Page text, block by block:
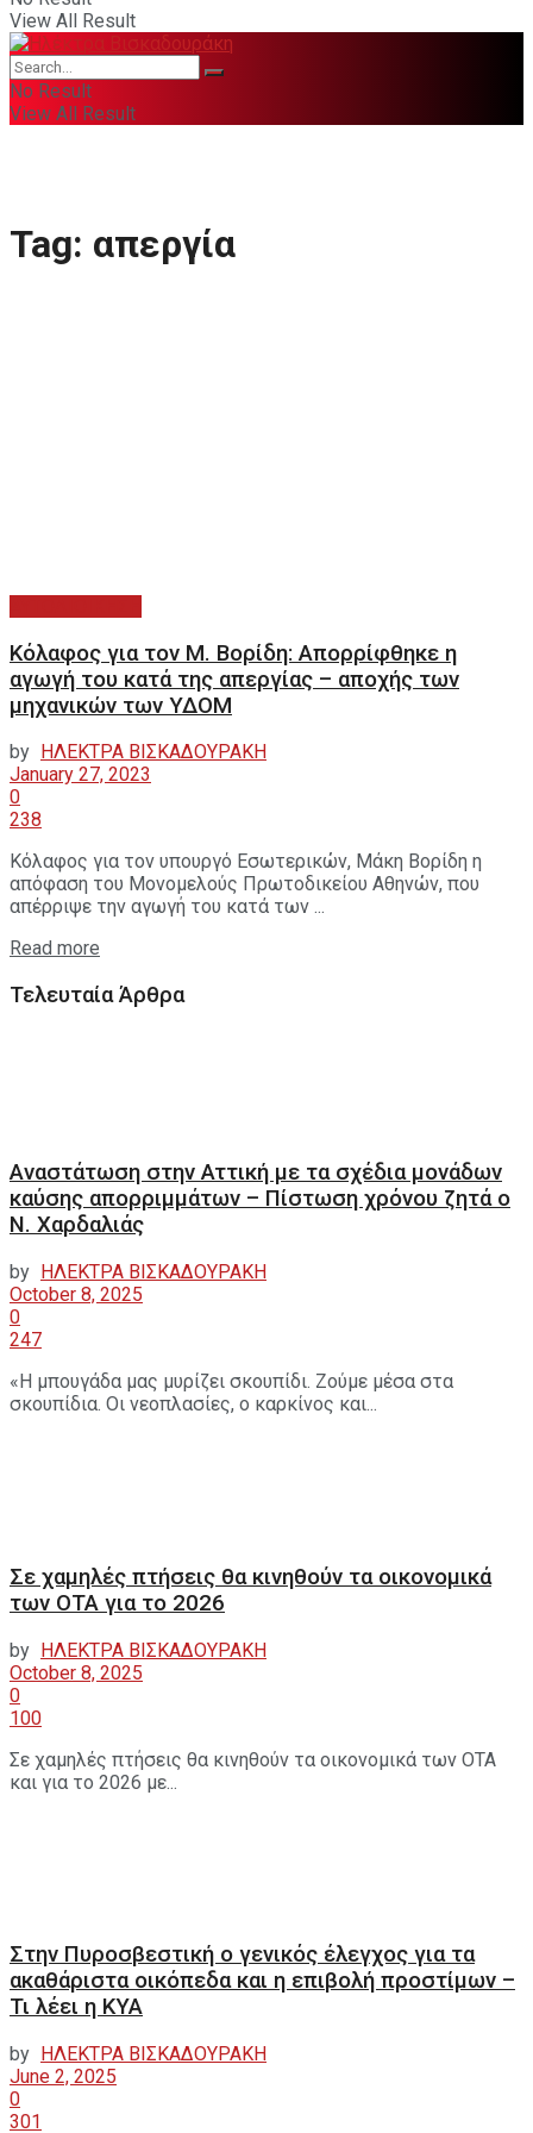
View All Result
No Result
View All Result
Tag: απεργία
Κόλαφος για τον Μ. Βορίδη: Απορρίφθηκε η
αγωγή του κατά της απεργίας – αποχής των
μηχανικών των ΥΔΟΜ
by
ΗΛΕΚΤΡΑ ΒΙΣΚΑΔΟΥΡΑΚΗ
January 27, 2023
0
238
Κόλαφος για τον υπουργό Εσωτερικών, Μάκη Βορίδη η
απόφαση του Μονομελούς Πρωτοδικείου Αθηνών, που
απέρριψε την αγωγή του κατά των ...
Read more
Τελευταία Άρθρα
Αναστάτωση στην Αττική με τα σχέδια μονάδων
καύσης απορριμμάτων – Πίστωση χρόνου ζητά ο
Ν. Χαρδαλιάς
by
ΗΛΕΚΤΡΑ ΒΙΣΚΑΔΟΥΡΑΚΗ
October 8, 2025
0
247
«Η μπουγάδα μας μυρίζει σκουπίδι. Ζούμε μέσα στα
σκουπίδια. Οι νεοπλασίες, ο καρκίνος και...
Σε χαμηλές πτήσεις θα κινηθούν τα οικονομικά
των ΟΤΑ για το 2026
by ΗΛΕΚΤΡΑ ΒΙΣΚΑΔΟΥΡΑΚΗ
October 8, 2025
0
100
Σε χαμηλές πτήσεις θα κινηθούν τα οικονομικά των ΟΤΑ
και για το 2026 με...
Στην Πυροσβεστική ο γενικός έλεγχος για τα
ακαθάριστα οικόπεδα και η επιβολή προστίμων –
Τι λέει η ΚΥΑ
by ΗΛΕΚΤΡΑ ΒΙΣΚΑΔΟΥΡΑΚΗ
June 2, 2025
0
301